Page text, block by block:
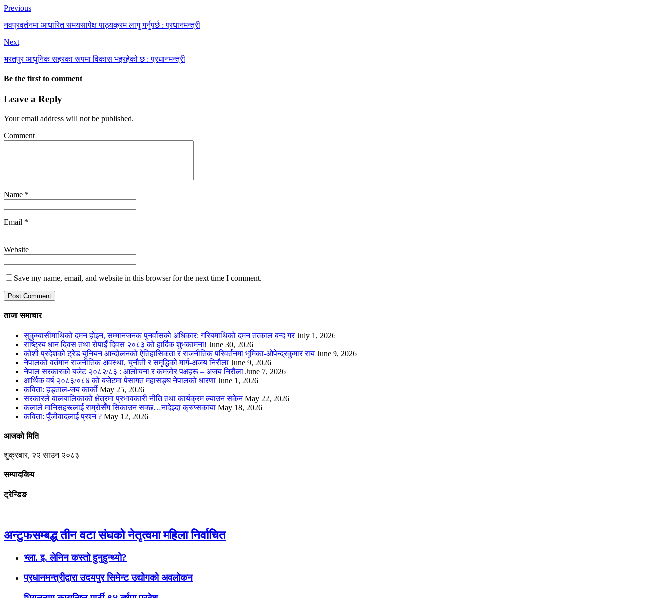
Previous
नवप्रवर्तनमा आधारित समयसापेक्ष पाठ्यक्रम लागु गर्नुपर्छ : प्रधानमन्त्री
Next
भरतपुर आधुनिक सहरका रूपमा विकास भइरहेको छ : प्रधानमन्त्री
Be the first to comment
Leave a Reply
Your email address will not be published.
Comment
Name *
Email *
Website
Save my name, email, and website in this browser for the next time I comment.
ताजा समाचार
सुकुम्बासीमाथिको दमन होइन, सम्मानजनक पुनर्वासको अधिकार: गरिबमाथिको दमन तत्काल बन्द गर July 1, 2026
राष्ट्रिय धान दिवस तथा रोपाइँ दिवस २०८३ को हार्दिक शुभकामना! June 30, 2026
कोशी प्रदेशको ट्रेड युनियन आन्दोलनको ऐतिहासिकता र राजनीतिक परिवर्तनमा भूमिका-ओपेन्द्रकुमार राय June 9, 2026
नेपालको वर्तमान राजनीतिक अवस्था, चुनौती र समृद्धिको मार्ग-अजय निरौला June 9, 2026
नेपाल सरकारको बजेट २०८२/८३ : आलोचना र कमजोर पक्षहरू – अजय निरौला June 7, 2026
आर्थिक वर्ष २०८३/०८४ को बजेटमा पेसागत महासङ्घ नेपालको धारणा June 1, 2026
कविता: हड्ताल-जय कार्की May 25, 2026
सरकारले बालबालिकाको क्षेत्रमा प्रभावकारी नीति तथा कार्यक्रम ल्याउन सकेन May 22, 2026
कलाले मानिसहरूलाई राम्रोसँग सिकाउन सक्छ…नादेझ्दा क्रुप्सकाया May 18, 2026
कविता: पूँजीवादलाई प्रश्न ? May 12, 2026
आजको मिति
शुक्रबार, २२ साउन २०८३
सम्पादकिय
ट्रेन्डिङ
अन्टुफसम्बद्ध तीन वटा संघको नेतृत्वमा महिला निर्वाचित
भ्ला. इ. लेनिन कस्तो हुनुहुन्थ्यो?
प्रधानमन्त्रीद्वारा उदयपुर सिमेन्ट उद्योगको अवलोकन